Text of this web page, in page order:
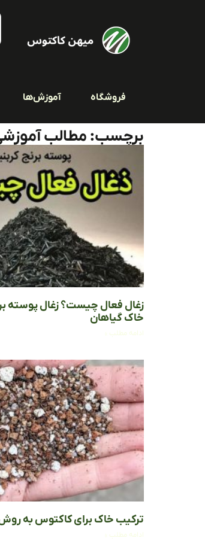
فروشگاه آموزش‌ها
برچسب: مطالب
زغال فعال چیست؟ زغال پوسته
خاک گیاهان
ادامه مطلب »
ترکیب خاک برای کاکتوس به روش
ادامه مطلب »